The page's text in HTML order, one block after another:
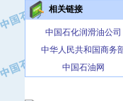
·承德司达石油装备开发
·大港油田集团中成机械
·四川明星电缆有限公司
·中国石油大庆石油化工
·北京三盈联合石油技术
相关链接
中国石化润滑油公司
中华人民共和国商务
中国石油网